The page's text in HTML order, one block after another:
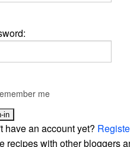
me
have an account yet?
recipes with other bloggers